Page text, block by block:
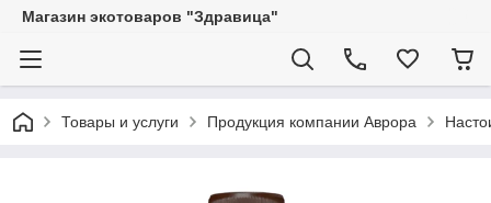
Магазин экотоваров "Здравица"
Товары и услуги Продукция компании Аврора